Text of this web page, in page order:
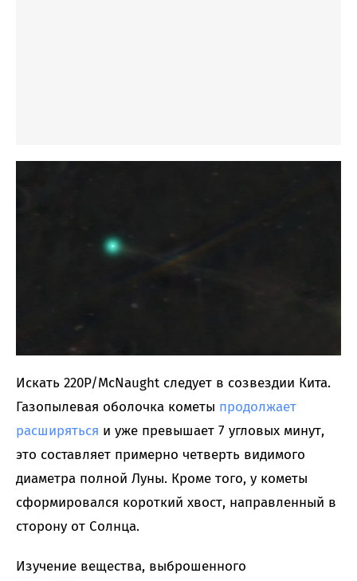
Искать 220P/McNaught следует в созвездии Кита.
Газопылевая оболочка кометы продолжает
расширяться и уже превышает 7 угловых минут,
это составляет примерно четверть видимого
диаметра полной Луны. Кроме того, у кометы
сформировался короткий хвост, направленный в
сторону от Солнца.
Изучение вещества, выброшенного